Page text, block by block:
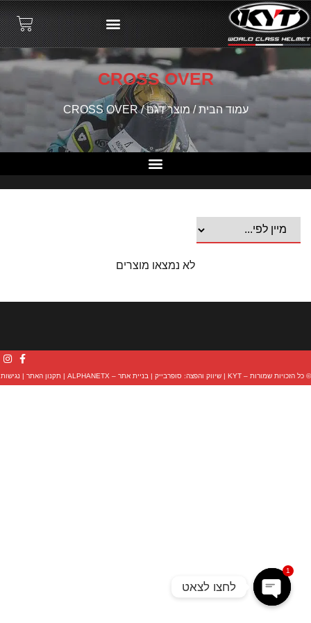
CROSS OVER
עמוד הבית/ מוצר דגם / CROSS OVER
לא נמצאו מוצרים
© כל הזכויות שמורות – KYT | שיווק והפצה: סופרבייק |בניית אתר – ALPHANETX תקנון האתר נגישות
לחצו לצאט
1